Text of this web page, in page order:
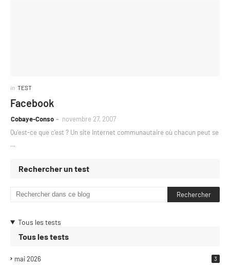
in TEST
Facebook
Cobaye-Conso
novembre 27, 2007
Qu'est-ce que c'est ? Un site Internet communautaire où chacun peut se
…
Rechercher un test
Tous les tests
Tous les tests
mai 2026 3